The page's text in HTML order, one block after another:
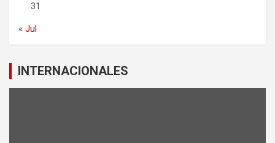
31
« Jul
INTERNACIONALES